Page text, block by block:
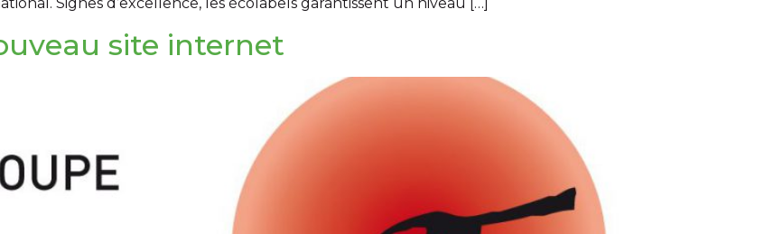
Signes d’excellence, les écolabels garantissent un niveau […]
site internet